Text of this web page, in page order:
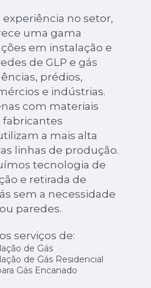
no setor,
uma gama
em instalação e
de GLP e gás
prédios,
e indústrias.
com materiais
fabricantes
a mais alta
linhas de produção.
tecnologia de
e retirada de
sem a necessidade
paredes.
serviços de:
de Gás
de Gás Residencial
Gás Encanado